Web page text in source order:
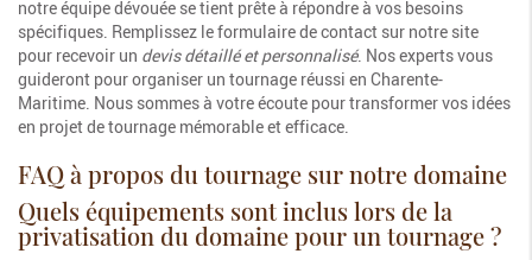
notre équipe dévouée se tient prête à répondre à vos besoins
spécifiques. Remplissez le formulaire de contact sur notre site
pour recevoir un devis détaillé et personnalisé. Nos experts vous
guideront pour organiser un tournage réussi en Charente-
Maritime. Nous sommes à votre écoute pour transformer vos idées
en projet de tournage mémorable et efficace.
FAQ à propos du tournage sur notre domaine
Quels équipements sont inclus lors de la
privatisation du domaine pour un tournage ?